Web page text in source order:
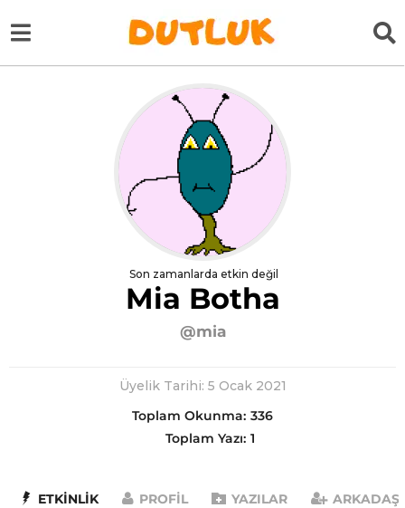
Son zamanlarda etkin değil
Mia Botha
@mia
Üyelik Tarihi: 5 Ocak 2021
Toplam Okunma: 336
Toplam Yazı: 1
ETKINLIK PROFIL YAZILAR